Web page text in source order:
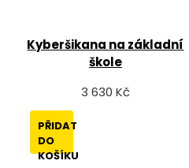
Kyberšikana na základní
škole
3 630 Kč
PŘIDAT
DO
KOŠÍKU